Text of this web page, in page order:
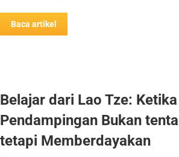
Baca artikel
Belajar dari Lao Tze: Ketika
Pendampingan Bukan
tetapi Memberdayakan